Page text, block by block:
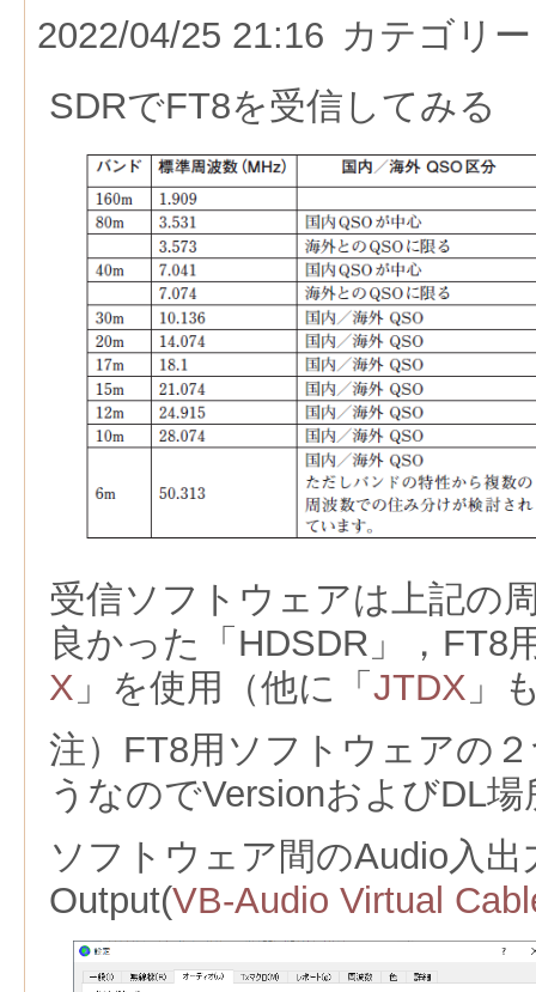
2022/04/25 21:16 カテゴリ
SDRでFT8を受信してみる
受信ソフトウェアは上記の
良かった「HDSDR」，FT8
X 」を使用（他に「 JTDX 」
注）FT8用ソフトウェアの
うなのでVersionおよびDL
ソフトウェア間のAudio入
Output(VB-Audio Virtual